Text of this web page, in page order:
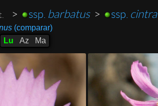
> ssp. barbatus> ssp.
(comparar)
Lu Az Ma